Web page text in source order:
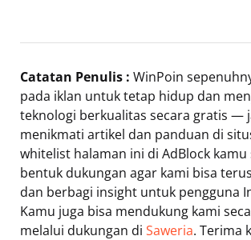
Catatan Penulis : WinPoin
pada iklan untuk tetap hidup dan
teknologi berkualitas secara gratis —
menikmati artikel dan panduan di
whitelist halaman ini di AdBlock kamu
bentuk dukungan agar kami bisa
dan berbagi insight untuk pengguna
Kamu juga bisa mendukung kami
melalui dukungan di Saweria. Terima